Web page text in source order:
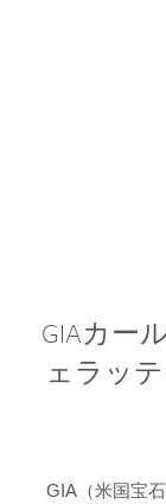
GIAカー
ェラッ
GIA（米国宝